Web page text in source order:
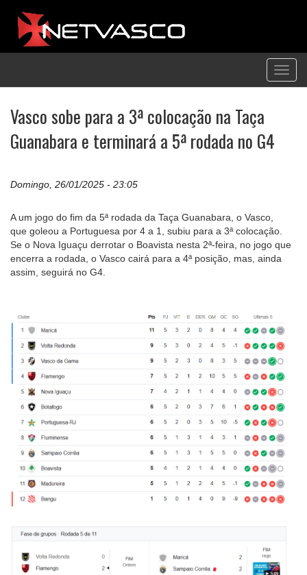
Vasco sobe para a 3ª colocação na Taça
Guanabara e terminará a 5ª rodada no G4
Domingo, 26/01/2025 - 23:05
A um jogo do fim da 5ª rodada da Taça Guanabara, o Vasco,
que goleou a Portuguesa por 4 a 1, subiu para a 3ª colocação.
Se o Nova Iguaçu derrotar o Boavista nesta 2ª-feira, no jogo que
encerra a rodada, o Vasco cairá para a 4ª posição, mas, ainda
assim, seguirá no G4.